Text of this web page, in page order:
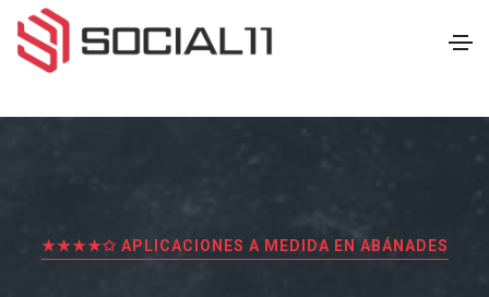
★★★★✩ APLICACIONES A MEDIDA EN ABÁNADES